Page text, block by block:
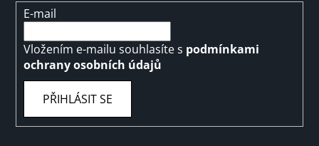
E-mail
Vložením e-mailu souhlasíte s podmínkami
ochrany osobních údajů
PŘIHLÁSIT SE